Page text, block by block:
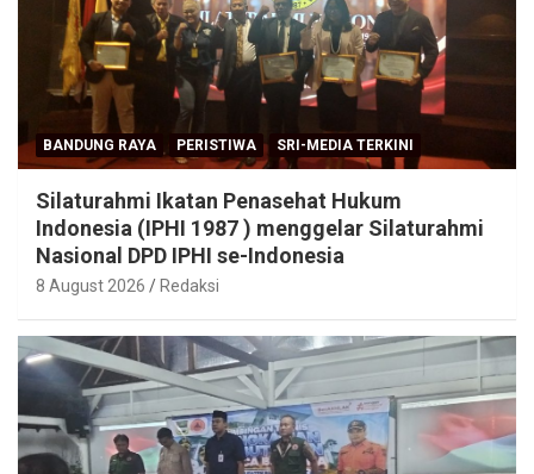
BANDUNG RAYA PERISTIWA SRI-MEDIA TERKINI
Silaturahmi Ikatan Penasehat Hukum
Indonesia (IPHI 1987 ) menggelar Silaturahmi
Nasional DPD IPHI se-Indonesia
8 August 2026 Redaksi